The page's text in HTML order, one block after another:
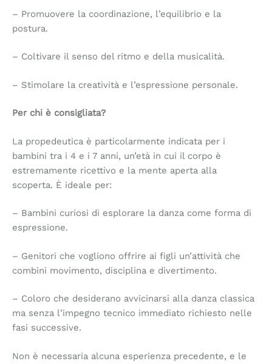
– Promuovere la coordinazione, l’equilibrio e la
postura.
– Coltivare il senso del ritmo e della musicalità.
– Stimolare la creatività e l’espressione personale.
Per chi è consigliata?
La propedeutica è particolarmente indicata per i
bambini tra i 4 e i 7 anni, un’età in cui il corpo è
estremamente ricettivo e la mente aperta alla
scoperta. È ideale per:
– Bambini curiosi di esplorare la danza come forma di
espressione.
– Genitori che vogliono offrire ai figli un’attività che
combini movimento, disciplina e divertimento.
– Coloro che desiderano avvicinarsi alla danza classica
ma senza l’impegno tecnico immediato richiesto nelle
fasi successive.
Non è necessaria alcuna esperienza precedente, e le